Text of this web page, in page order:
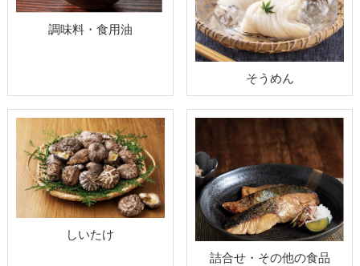
調味料・食用油
そうめん
しいたけ
詰合せ・その他の食品